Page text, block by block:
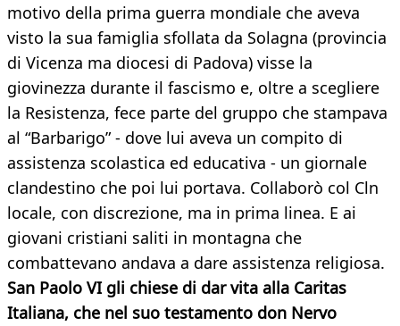
motivo della prima guerra mondiale che aveva
visto la sua famiglia sfollata da Solagna (provincia
di Vicenza ma diocesi di Padova) visse la
giovinezza durante il fascismo e, oltre a scegliere
la Resistenza, fece parte del gruppo che stampava
al “Barbarigo” - dove lui aveva un compito di
assistenza scolastica ed educativa - un giornale
clandestino che poi lui portava. Collaborò col Cln
locale, con discrezione, ma in prima linea. E ai
giovani cristiani saliti in montagna che
combattevano andava a dare assistenza religiosa.
San Paolo VI gli chiese di dar vita alla Caritas
Italiana, che nel suo testamento don Nervo